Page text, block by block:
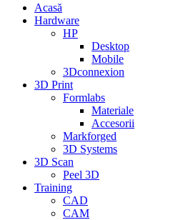
Acasă
Hardware
HP
Desktop
Mobile
3Dconnexion
3D Print
Formlabs
Materiale
Accesorii
Markforged
3D Systems
3D Scan
Peel 3D
Training
CAD
CAM